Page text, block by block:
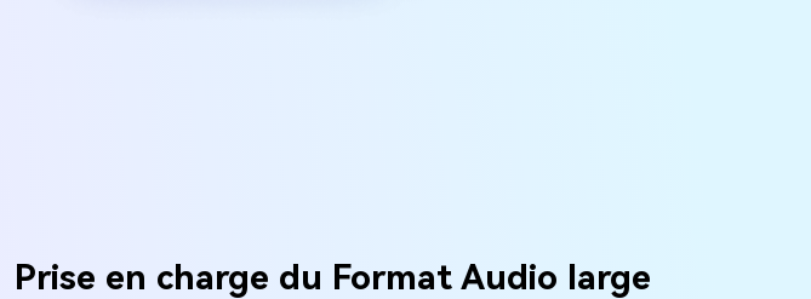
Prise en charge du Format Audio large